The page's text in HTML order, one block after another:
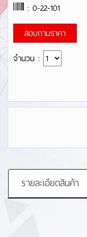
: 0-22-101
สอบถามราคา
จำนวน :
รายละเอียดสินค้า